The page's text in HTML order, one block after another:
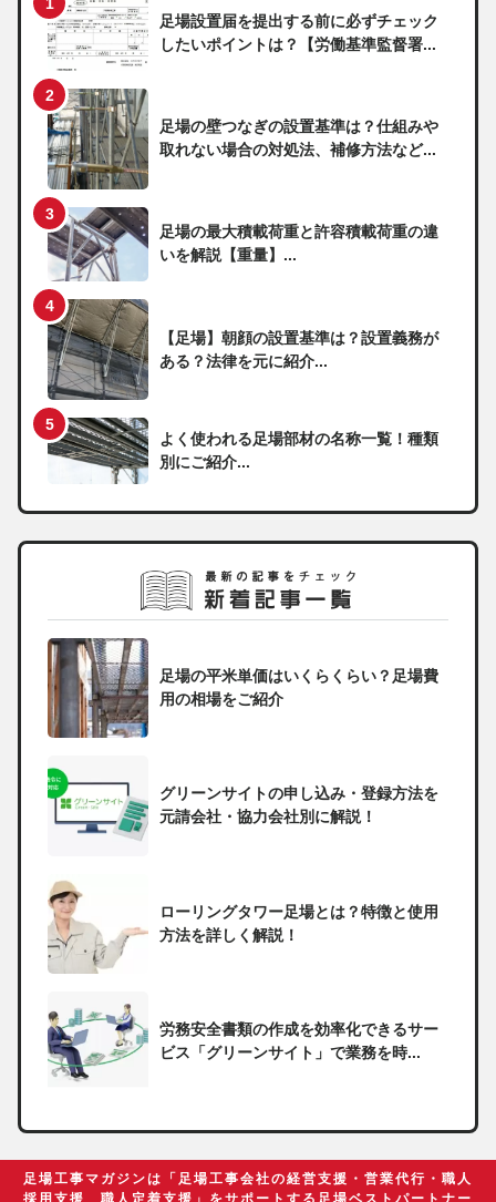
足場設置届を提出する前に必ずチェック
したいポイントは？【労働基準監督署...
足場の壁つなぎの設置基準は？仕組みや
取れない場合の対処法、補修方法など...
足場の最大積載荷重と許容積載荷重の違
いを解説【重量】...
【足場】朝顔の設置基準は？設置義務が
ある？法律を元に紹介...
よく使われる足場部材の名称一覧！種類
別にご紹介...
足場の平米単価はいくらくらい？足場費
用の相場をご紹介
グリーンサイトの申し込み・登録方法を
元請会社・協力会社別に解説！
ローリングタワー足場とは？特徴と使用
方法を詳しく解説！
労務安全書類の作成を効率化できるサー
ビス「グリーンサイト」で業務を時...
届いたらどうしたらいい？
足場工事マガジンは「足場工事会社の経営支援・営業代行・職人
採用支援 職人定着支援」をサポートする足場ベストパートナー